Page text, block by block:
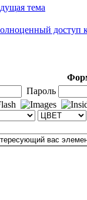
тема
доступ
Пароль